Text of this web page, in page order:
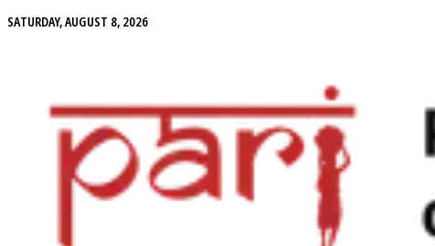
SATURDAY, AUGUST 8, 2026